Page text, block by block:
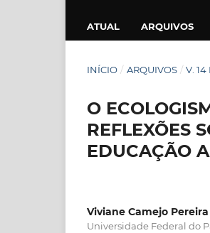
ATUAL ARQUIVOS
INÍCIO / ARQUIVOS / V. 14
O
REFLEXÕES
EDUCAÇÃO
Viviane Camejo Pereira
Universidade Federal do